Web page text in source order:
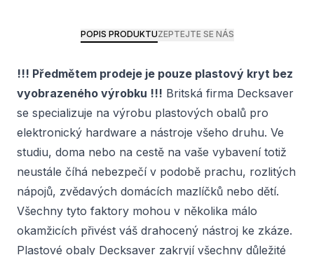
POPIS PRODUKTUZEPTEJTE SE NÁS
!!! Předmětem prodeje je pouze plastový kryt bez
vyobrazeného výrobku !!! Britská firma Decksaver
se specializuje na výrobu plastových obalů pro
elektronický hardware a nástroje všeho druhu. Ve
studiu, doma nebo na cestě na vaše vybavení totiž
neustále číhá nebezpečí v podobě prachu, rozlitých
nápojů, zvědavých domácích mazlíčků nebo dětí.
Všechny tyto faktory mohou v několika málo
okamžicích přivést váš drahocený nástroj ke zkáze.
Plastové obaly Decksaver zakryjí všechny důležité